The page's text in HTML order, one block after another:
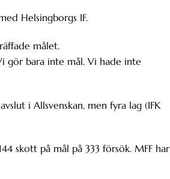
Helsingborgs IF.
målet.
gör bara inte mål. Vi hade inte
i Allsvenskan, men fyra lag (IFK
skott på mål på 333 försök. MFF har